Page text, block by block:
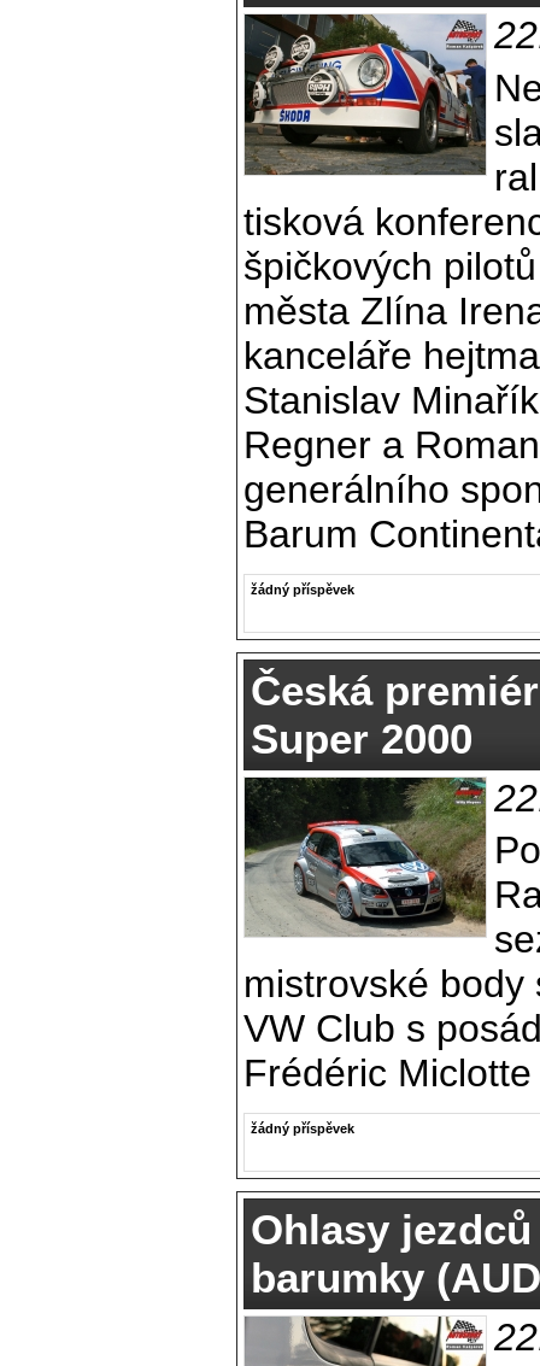
tisková
špičkových
města Zlína
kanceláře
Stanislav
Regner a
generálního
Barum
žádný příspěvek
Česká
Super 2000
mistrovské body
VW Club s
Frédéric
žádný příspěvek
Ohlasy
barumky